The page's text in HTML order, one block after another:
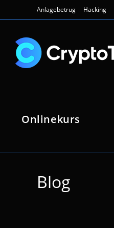
Inhalt
Anlagebetrug Hacking
Onlinekurs
Blog